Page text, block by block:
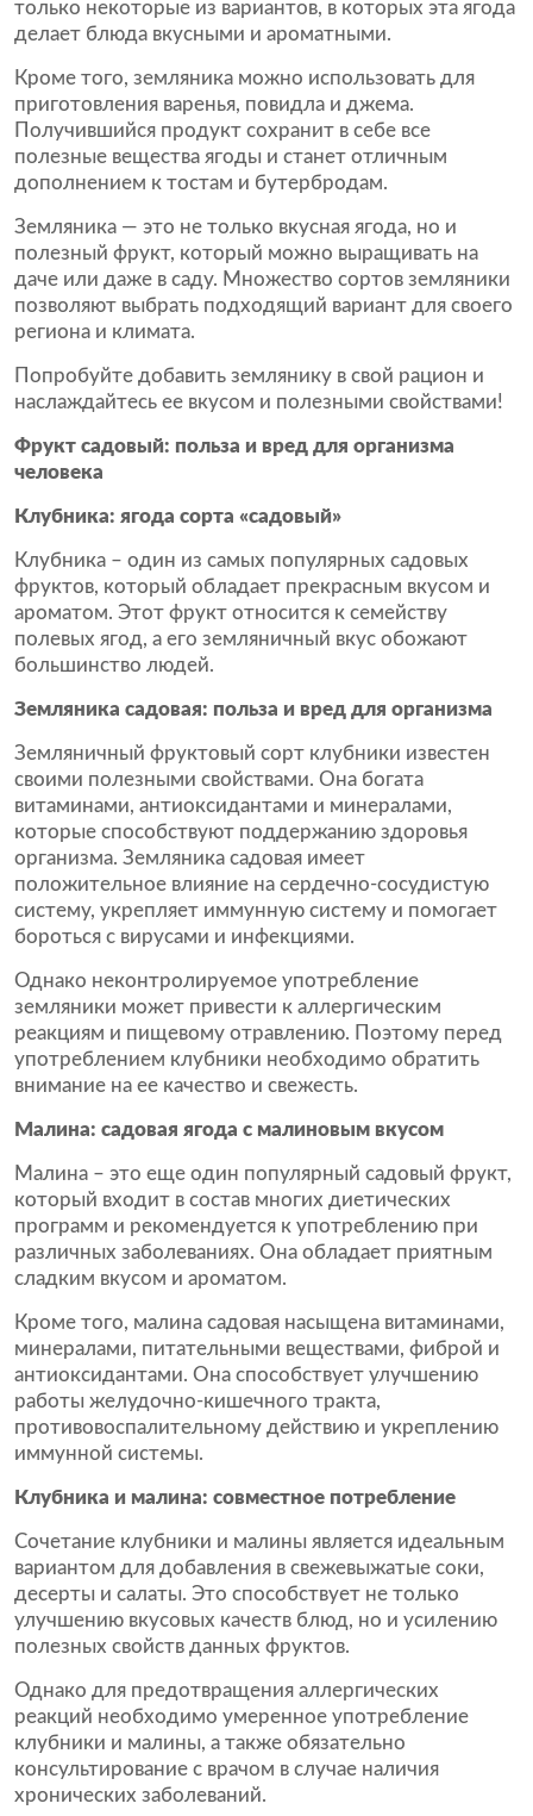
только некоторые из вариантов, в которых эта ягода
делает блюда вкусными и ароматными.
Кроме того, земляника можно использовать для
приготовления варенья, повидла и джема.
Получившийся продукт сохранит в себе все
полезные вещества ягоды и станет отличным
дополнением к тостам и бутербродам.
Земляника — это не только вкусная ягода, но и
полезный фрукт, который можно выращивать на
даче или даже в саду. Множество сортов земляники
позволяют выбрать подходящий вариант для своего
региона и климата.
Попробуйте добавить землянику в свой рацион и
наслаждайтесь ее вкусом и полезными свойствами!
Фрукт садовый: польза и вред для организма
человека
Клубника: ягода сорта «садовый»
Клубника – один из самых популярных садовых
фруктов, который обладает прекрасным вкусом и
ароматом. Этот фрукт относится к семейству
полевых ягод, а его земляничный вкус обожают
большинство людей.
Земляника садовая: польза и вред для организма
Земляничный фруктовый сорт клубники известен
своими полезными свойствами. Она богата
витаминами, антиоксидантами и минералами,
которые способствуют поддержанию здоровья
организма. Земляника садовая имеет
положительное влияние на сердечно-сосудистую
систему, укрепляет иммунную систему и помогает
бороться с вирусами и инфекциями.
Однако неконтролируемое употребление
земляники может привести к аллергическим
реакциям и пищевому отравлению. Поэтому перед
употреблением клубники необходимо обратить
внимание на ее качество и свежесть.
Малина: садовая ягода с малиновым вкусом
Малина – это еще один популярный садовый фрукт,
который входит в состав многих диетических
программ и рекомендуется к употреблению при
различных заболеваниях. Она обладает приятным
сладким вкусом и ароматом.
Кроме того, малина садовая насыщена витаминами,
минералами, питательными веществами, фиброй и
антиоксидантами. Она способствует улучшению
работы желудочно-кишечного тракта,
противовоспалительному действию и укреплению
иммунной системы.
Клубника и малина: совместное потребление
Сочетание клубники и малины является идеальным
вариантом для добавления в свежевыжатые соки,
десерты и салаты. Это способствует не только
улучшению вкусовых качеств блюд, но и усилению
полезных свойств данных фруктов.
Однако для предотвращения аллергических
реакций необходимо умеренное употребление
клубники и малины, а также обязательно
консультирование с врачом в случае наличия
хронических заболеваний.